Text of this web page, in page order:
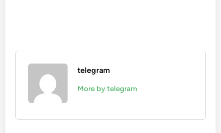
telegram
More by telegram